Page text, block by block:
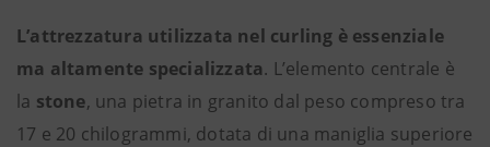
L’attrezzatura utilizzata nel curling è essenziale
ma altamente specializzata. L’elemento centrale è
la stone, una pietra in granito dal peso compreso tra
17 e 20 chilogrammi, dotata di una maniglia superiore